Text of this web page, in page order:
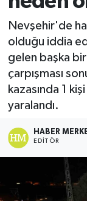
Nevşehir'de
olduğu iddia
gelen başka
çarpışması
kazasında 1
yaralandı.
HABER
EDITÖR
Ekonomi
Sağlık
Tokat